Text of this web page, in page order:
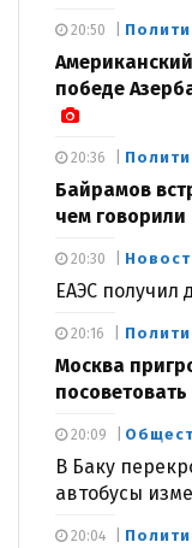
победе
20:50
Байрамов
чем говорили
20:36
ЕАЭС получил
20:30
Москва
20:16
В Баку
автобусы
20:09
20:04